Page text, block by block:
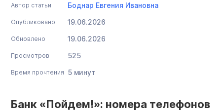
Автор статьи Боднар Евгения Ивановна
Опубликовано 19.06.2026
Обновлено 19.06.2026
Просмотров 525
Время прочтения 5 минут
Банк «Пойдем!»: номера телефонов